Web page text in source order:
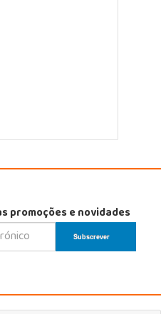
promoções e novidades